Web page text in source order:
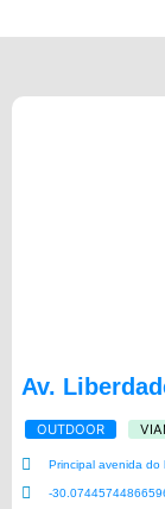
Av.
OUTDOOR
Principal avenida do
-